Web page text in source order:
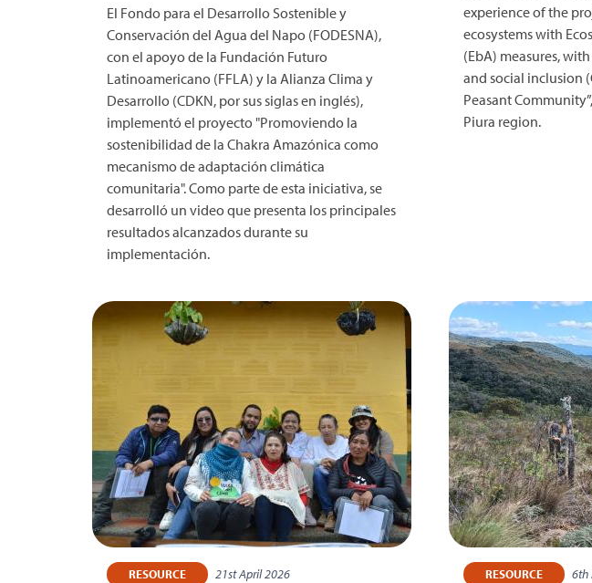
El Fondo para el Desarrollo Sostenible y
Conservación del Agua del Napo (FODESNA),
con el apoyo de la Fundación Futuro
Latinoamericano (FFLA) y la Alianza Clima y
Desarrollo (CDKN, por sus siglas en inglés),
implementó el proyecto "Promoviendo la
sostenibilidad de la Chakra Amazónica como
mecanismo de adaptación climática
comunitaria". Como parte de esta iniciativa, se
desarrolló un video que presenta los principales
resultados alcanzados durante su
implementación.
experience of the
ecosystems with
(EbA) measures,
and social inclusion
Peasant
Piura region.
RESOURCE 21st April 2026 RESOURCE 6th